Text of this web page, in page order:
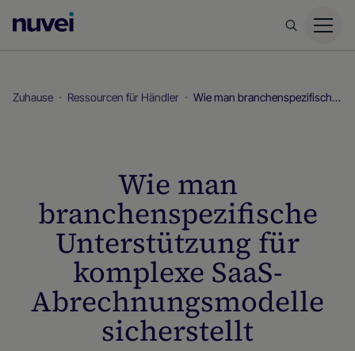
Homepage
Zuhause Ressourcen für Händler Wie man branchenspezifische Unterstützung für komplexe SaaS-Abrechnungsmodelle sicherstellt
Wie man
branchenspezifische
Unterstützung für
komplexe SaaS-
Abrechnungsmodelle
sicherstellt